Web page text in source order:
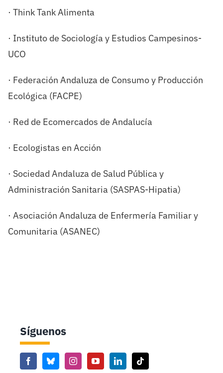
· Think Tank Alimenta
· Instituto de Sociología y Estudios Campesinos-
UCO
· Federación Andaluza de Consumo y Producción
Ecológica (FACPE)
· Red de Ecomercados de Andalucía
· Ecologistas en Acción
· Sociedad Andaluza de Salud Pública y
Administración Sanitaria (SASPAS-Hipatia)
· Asociación Andaluza de Enfermería Familiar y
Comunitaria (ASANEC)
Síguenos